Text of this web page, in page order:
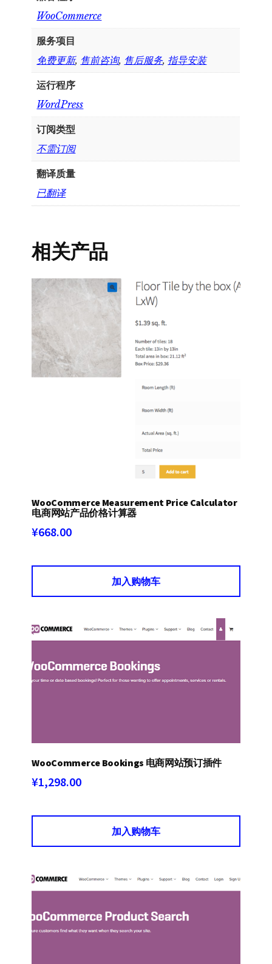
WooCommerce
服务项目
免费更新, 售前咨询, 售后服务, 指导安装
运行程序
WordPress
订阅类型
不需订阅
翻译质量
已翻译
相关产品
WooCommerce Measurement Price Calculator
电商网站产品价格计算器
¥668.00
加入购物车
WooCommerce Bookings 电商网站预订插件
¥1,298.00
加入购物车